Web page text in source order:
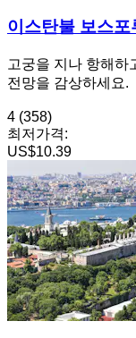
이스탄불 보스
고궁을 지나 항해하
전망을 감상하세요.
4 (358)
최저가격:
US$10.39